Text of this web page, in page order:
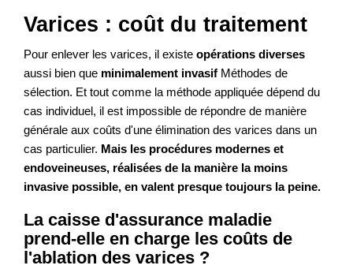
Varices : coût du traitement
Pour enlever les varices, il existeopérations diverses
aussi bien que minimalement invasif Méthodes de
sélection. Et tout comme la méthode appliquée dépend du
cas individuel, il est impossible de répondre de manière
générale aux coûts d'une élimination des varices dans un
cas particulier. Mais les procédures modernes et
endoveineuses, réalisées de la manière la moins
invasive possible, en valent presque toujours la peine.
La caisse d'assurance maladie
prend-elle en charge les coûts de
l'ablation des varices ?